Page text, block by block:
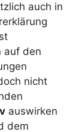
auch in
auf den
nicht
auswirken
dem